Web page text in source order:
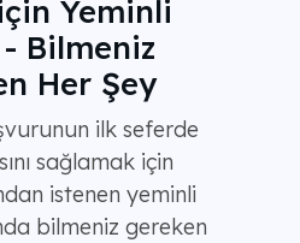
Yeminli
Bilmeniz
Her Şey
ilk seferde
sağlamak için
istenen yeminli
bilmeniz gereken